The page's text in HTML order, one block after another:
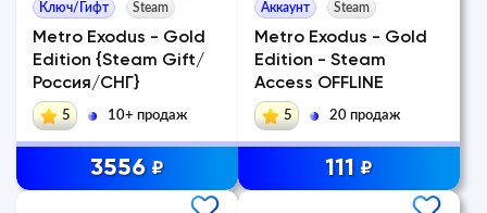
Ключ/Гифт Steam
Metro Exodus - Gold
Edition {Steam Gift/
Россия/СНГ}
5 10+ продаж
3556 ₽
Аккаунт Steam
Metro Exodus - Gold
Edition - Steam
Access OFFLINE
5 20 продаж
111 ₽